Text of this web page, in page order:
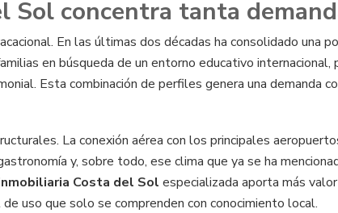
Sol concentra tanta
En las últimas dos décadas ha consolidado una
en búsqueda de un entorno educativo
Esta combinación de perfiles genera una demanda
La conexión aérea con los principales
y, sobre todo, ese clima que ya se ha
Costa del Sol especializada aporta más
uso que solo se comprenden con conocimiento local.